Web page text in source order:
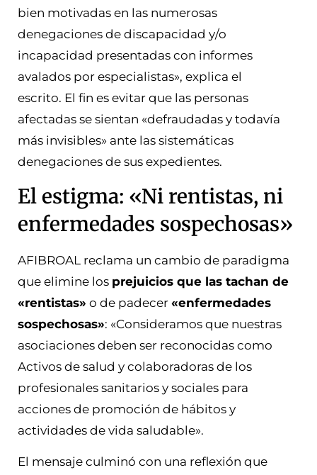
bien motivadas en las numerosas
denegaciones de discapacidad y/o
incapacidad presentadas con informes
avalados por especialistas», explica el
escrito. El fin es evitar que las personas
afectadas se sientan «defraudadas y todavía
más invisibles» ante las sistemáticas
denegaciones de sus expedientes.
El estigma: «Ni rentistas, ni
enfermedades sospechosas»
AFIBROAL reclama un cambio de paradigma
que elimine los prejuicios que las tachan de
«rentistas» o de padecer «enfermedades
sospechosas»: «Consideramos que nuestras
asociaciones deben ser reconocidas como
Activos de salud y colaboradoras de los
profesionales sanitarios y sociales para
acciones de promoción de hábitos y
actividades de vida saludable».
El mensaje culminó con una reflexión que